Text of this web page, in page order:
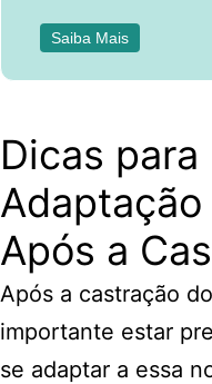
Saiba Mais
Dicas
Após a
Após a castração
importante estar
se adaptar a essa